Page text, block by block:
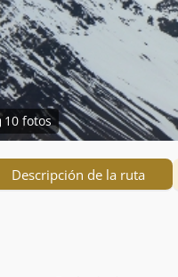
10 fotos
Descripción de la ruta